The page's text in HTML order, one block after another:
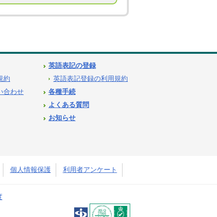
約
合わせ
英語表記の登録
英語表記登録の利用規約
各種手続
よくある質問
お知らせ
個人情報保護 利用者アンケート